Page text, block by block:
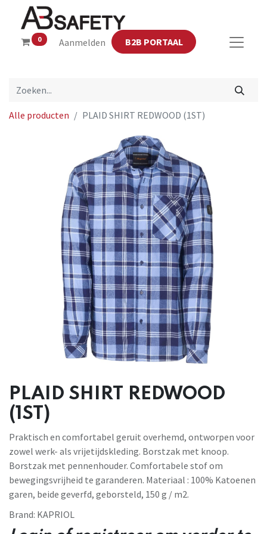
0 Aanmelden B2B PORTAAL
Alle producten PLAID SHIRT REDWOOD (1ST)
PLAID SHIRT REDWOOD
(1ST)
Praktisch en comfortabel geruit overhemd, ontworpen voor
zowel werk- als vrijetijdskleding. Borstzak met knoop.
Borstzak met pennenhouder. Comfortabele stof om
bewegingsvrijheid te garanderen. Materiaal : 100% Katoenen
garen, beide geverfd, geborsteld, 150 g / m2.
Brand: KAPRIOL